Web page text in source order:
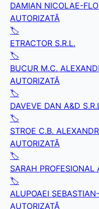
DAMIAN NICOLAE-
AUTORIZATĂ
🏷️
ETRACTOR S.R.L.
🏷️
BUCUR M.C.
AUTORIZATĂ
🏷️
DAVEVE DAN A&D
🏷️
STROE C.B.
AUTORIZATĂ
🏷️
SARAH PROFESIONAL
🏷️
ALUPOAEI
AUTORIZATĂ